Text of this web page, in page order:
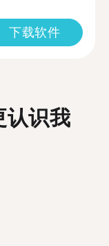
下载软件
认识我